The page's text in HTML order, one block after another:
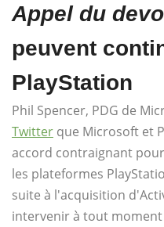
Appel du
peuvent
PlayStation
Phil Spencer, PDG de
Twitter que Microsoft et
accord contraignant
les plateformes
suite à l'acquisition
intervenir à tout